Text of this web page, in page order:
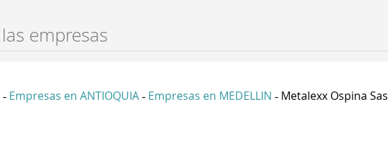
- Empresas en ANTIOQUIA - Empresas en MEDELLIN - Metalexx Ospina Sas